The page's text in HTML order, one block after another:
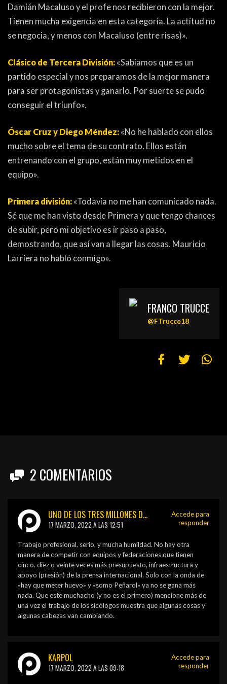
Damián Macaluso y el profe nos recibieron con la mejor.
Tienen mucha exigencia en esta categoría. La actitud no
se negocia, y menos con Macaluso (entre risas)».
Clásico de Tercera División: «Sabíamos que es un
partido especial y nos preparamos de la mejor manera
para ser protagonistas y ganarlo. Por suerte se pudo
conseguir el triunfo».
Óscar Cruz y Diego Méndez: «No he hablado con ellos
mucho sobre el tema de su contrato. Ellos están
entrenando con el grupo, están muy metidos en el
equipo».
Primera división: «Todavía no me han comunicado nada.
Sé que me han visto desde Primera y que tengo chances
de subir, pero mi objetivo es ir paso a paso,
demostrando, que así van a llegar las cosas. Mauricio
Larriera no habló conmigo».
FRANCO TRUCCE
@FTrucce18
2 COMENTARIOS
UNO DE LOS TRES MILLONES DE DIRECTORES TÉCNICOS
17 MARZO, 2022 A LAS 12:51
Trabajo profesional, serio, y mucha humildad. No hay otra
manera de competir con equipos y federaciones que tienen
cinco. diez o veinte veces más presupuesto, infraestructura y
apoyo (presión) de la prensa internacional. Solo con la onda de
«hay que meter huevo» y «somo Peñarol» ya no se gana más
nada. Que este muchacho (y no es el primero) mencione más de
una vez el trabajo de los sicólogos muestra que algunas cosas y
algunas cabezas van cambiando.
Accede para
responder
KARPOL
17 MARZO, 2022 A LAS 09:18
Accede para
responder